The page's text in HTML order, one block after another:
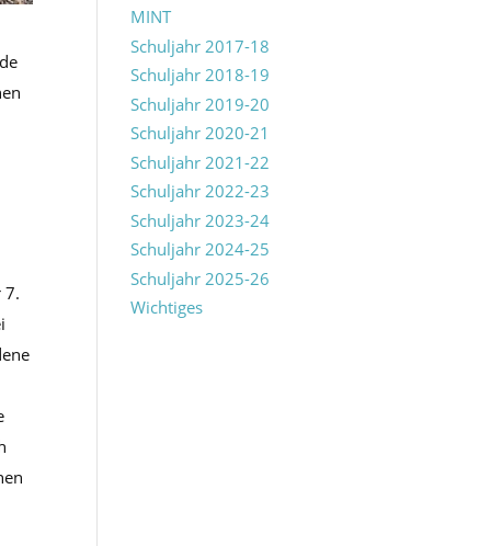
7.
MINT
Schuljahr 2017-18
Schuljahr 2018-19
Schuljahr 2019-20
Schuljahr 2020-21
Schuljahr 2021-22
Schuljahr 2022-23
Schuljahr 2023-24
Schuljahr 2024-25
Schuljahr 2025-26
Wichtiges